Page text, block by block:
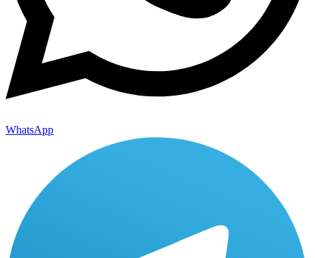
WhatsApp